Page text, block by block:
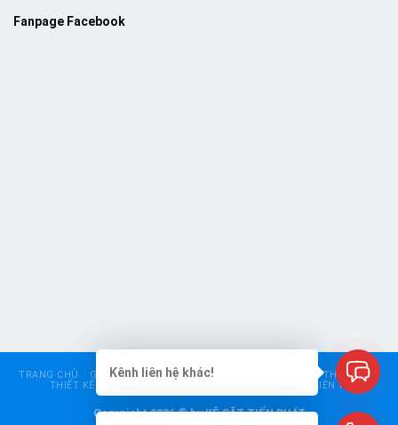
Fanpage Facebook
TRANG CHỦ GIỚI THIỆU KỆ SIÊU THỊ
KỆ THÉP V LỖ
THIẾT KẾ – CHO THUÊ KỆ
LIÊN HỆ
Copyright 2026 © by KỆ SẮT TIẾN PHÁT
Kênh liên hệ khác!